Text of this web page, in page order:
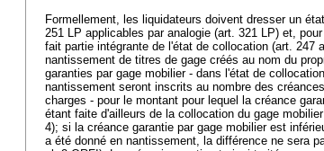
Formellement, les liquidateurs doivent dresser un
251 LP applicables par analogie (art. 321 LP) et,
fait partie intégrante de l'état de collocation (art. 247
nantissement de titres de gage créés au nom du
garanties par gage mobilier - dans l'état de
nantissement seront inscrits au nombre des
charges - pour le montant pour lequel la créance
étant faite d'ailleurs de la collocation du gage
4); si la créance garantie par gage mobilier est
a été donné en nantissement, la différence ne sera